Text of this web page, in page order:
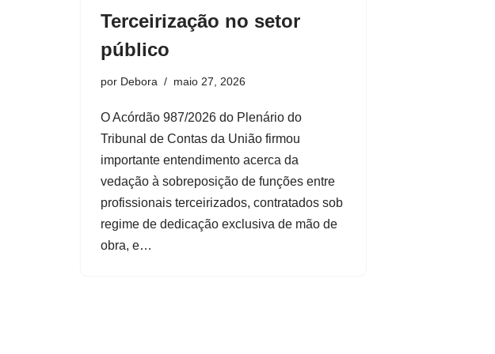
Terceirização no setor
público
por Debora maio 27, 2026
O Acórdão 987/2026 do Plenário do
Tribunal de Contas da União firmou
importante entendimento acerca da
vedação à sobreposição de funções entre
profissionais terceirizados, contratados sob
regime de dedicação exclusiva de mão de
obra, e…